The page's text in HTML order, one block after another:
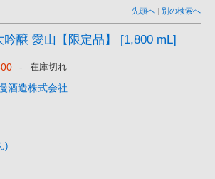
先頭へ | 別の検索へ
醸 愛山【限定品】 [1,800 mL]
- 在庫切れ
酒造株式会社
)